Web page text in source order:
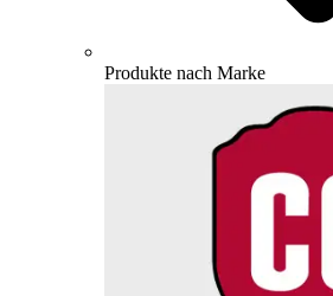
Produkte nach Marke